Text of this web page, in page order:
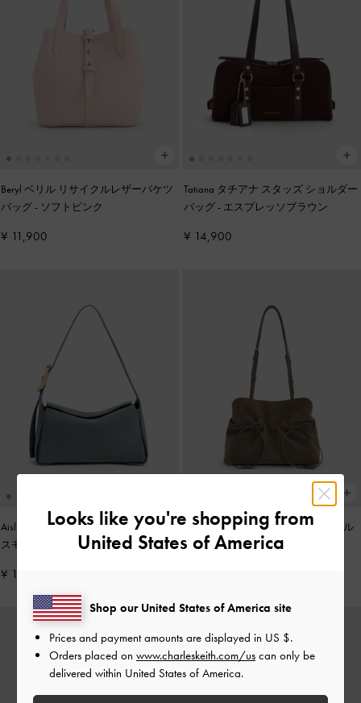
Beryl ベリル リサイクルレザーバケツ
バッグ- ソフトピンク
¥ 11,900
Tatiana タチアナ スタッズ ショルダー
バッグ- エスプレッソブラウン
¥ 14,900
Aislin アシュリン ショルダーバッグ
スモーキーブルー
¥ 15,900
Reese リース ルーシュド ボウ ショル
ダーバッグ-ストーングレー
Looks like you're shopping from
United States of America
Shop our United States of America site
Prices and payment amounts are displayed in US $.
Orders placed on www.charleskeith.com/us can only be
delivered within United States of America.